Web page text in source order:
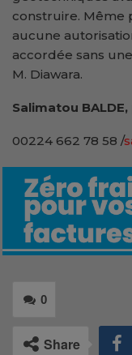
construire. Même
aucune
accordée sans
M. Diawara.
Salimatou
00224 662 78 58 /
0
Share